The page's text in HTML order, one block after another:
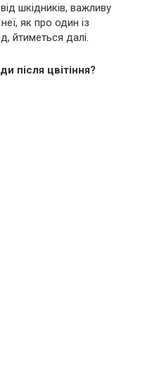
шкідників, важливу
як про один із
йтиметься далі.
після цвітіння?